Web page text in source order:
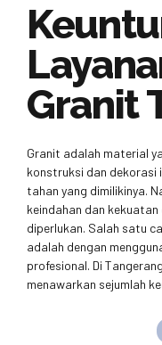
Granit
Granit adalah material
konstruksi dan dekorasi
tahan yang dimilikinya.
keindahan dan
diperlukan. Salah satu
adalah dengan
profesional. Di
menawarkan sejumlah